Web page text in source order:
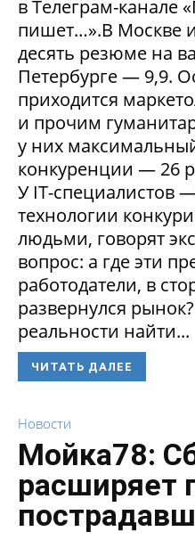
в Телеграм-канале
пишет…».В Москве
десять резюме на
Петербурге — 9,9.
приходится
и прочим
у них
конкуренции — 26
У IT-специалистов
технологии
людьми, говорят
вопрос: а где эти
работодатели, в
развернулся
реальности найти...
ЧИТАТЬ ДАЛЕЕ
Новости
Мойка78:
расширяет